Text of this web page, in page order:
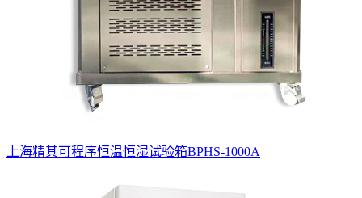
上海精其可程序恒温恒湿试验箱BPHS-1000A